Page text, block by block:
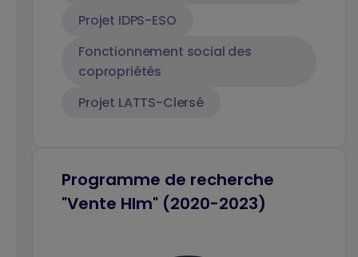
Projet IDPS-ESO
Fonctionnement social des
copropriétés
Projet LATTS-Clersé
Programme de recherche
"Vente Hlm" (2020-2023)